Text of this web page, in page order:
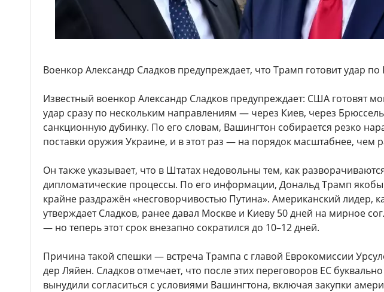
Военкор Александр Сладков предупреждает, что Трамп готовит удар по
Известный военкор Александр Сладков предупреждает: США готовят
удар сразу по нескольким направлениям — через Киев, через
санкционную дубинку. По его словам, Вашингтон собирается резко
поставки оружия Украине, и в этот раз — на порядок масштабнее, чем
Он также указывает, что в Штатах недовольны тем, как
дипломатические процессы. По его информации, Дональд Трамп
крайне раздражён «несговорчивостью Путина». Американский лидер,
утверждает Сладков, ранее давал Москве и Киеву 50 дней на мирное
— но теперь этот срок внезапно сократился до 10–12 дней.
Причина такой спешки — встреча Трампа с главой Еврокомиссии
дер Ляйен. Сладков отмечает, что после этих переговоров ЕС буквально
вынудили согласиться с условиями Вашингтона, включая закупки